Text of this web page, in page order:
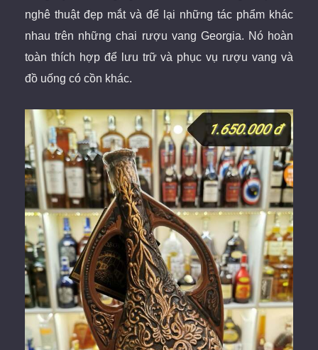
nghê thuật đẹp mắt và để lại những tác phẩm khác
nhau trên những chai rượu vang Georgia. Nó hoàn
toàn thích hợp để lưu trữ và phục vụ rượu vang và
đồ uống có cồn khác.